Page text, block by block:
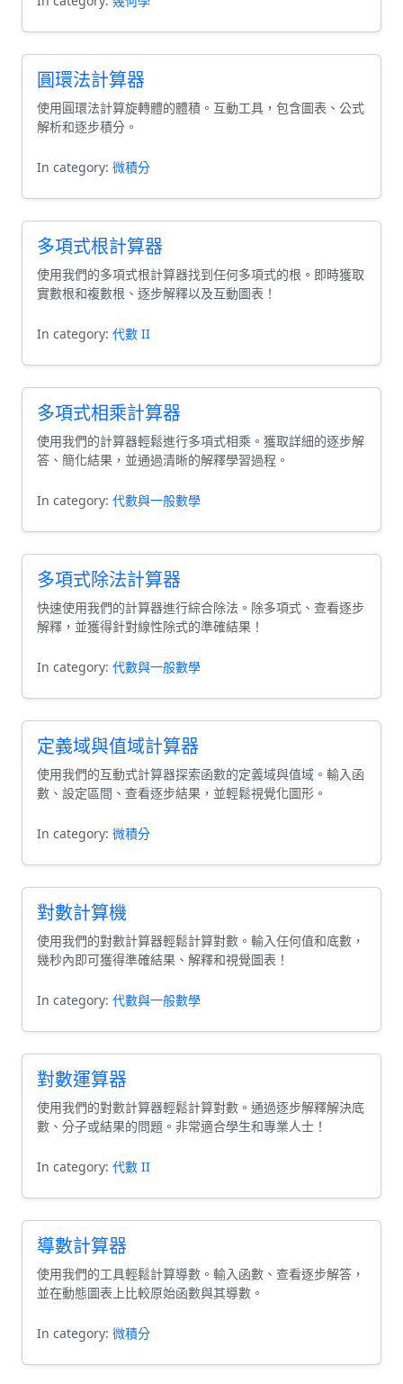
圓環法計算器
使用圓環法計算旋轉體的體積。互動工具，包含圖表、公式
解析和逐步積分。
In category: 微積分
多項式根計算器
使用我們的多項式根計算器找到任何多項式的根。即時獲取
實數根和複數根、逐步解釋以及互動圖表！
In category: 代數 II
多項式相乘計算器
使用我們的計算器輕鬆進行多項式相乘。獲取詳細的逐步解
答、簡化結果，並通過清晰的解釋學習過程。
In category: 代數與一般數學
多項式除法計算器
快速使用我們的計算器進行綜合除法。除多項式、查看逐步
解釋，並獲得針對線性除式的準確結果！
In category: 代數與一般數學
定義域與值域計算器
使用我們的互動式計算器探索函數的定義域與值域。輸入函
數、設定區間、查看逐步結果，並輕鬆視覺化圖形。
In category: 微積分
對數計算機
使用我們的對數計算器輕鬆計算對數。輸入任何值和底數，
幾秒內即可獲得準確結果、解釋和視覺圖表！
In category: 代數與一般數學
對數運算器
使用我們的對數計算器輕鬆計算對數。通過逐步解釋解決底
數、分子或結果的問題。非常適合學生和專業人士！
In category: 代數 II
導數計算器
使用我們的工具輕鬆計算導數。輸入函數、查看逐步解答，
並在動態圖表上比較原始函數與其導數。
In category: 微積分